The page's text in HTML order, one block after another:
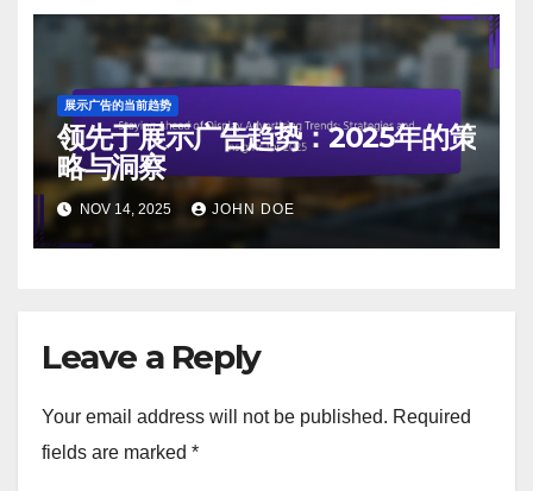
展示广告的当前趋势
领先于展示广告趋势：2025年的策
略与洞察
NOV 14, 2025 JOHN DOE
Leave a Reply
Your email address will not be published. Required
fields are marked *